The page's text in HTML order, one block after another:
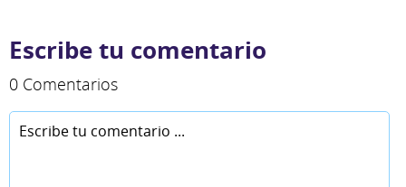
Escribe tu comentario
0 Comentarios